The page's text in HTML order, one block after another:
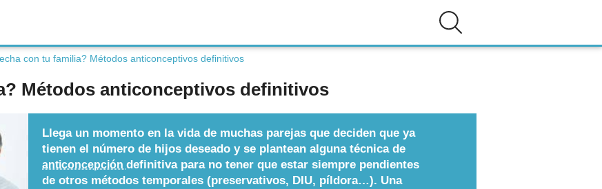
con tu familia? Métodos anticonceptivos definitivos
Métodos anticonceptivos definitivos
Llega un momento en la vida de muchas parejas que deciden que ya
tienen el número de hijos deseado y se plantean alguna técnica de
anticoncepción definitiva para no tener que estar siempre pendientes
de otros métodos temporales (preservativos, DIU, píldora…). Una